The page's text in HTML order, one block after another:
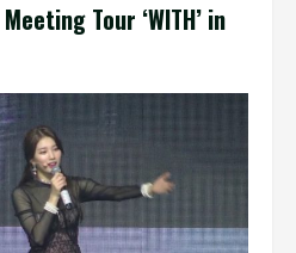
Tour ‘WITH’ in